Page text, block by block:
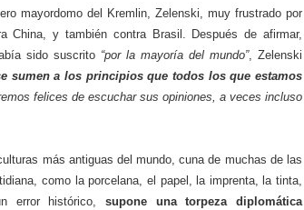
mayordomo del Kremlin, Zelenski, muy frustrado por
China, y también contra Brasil. Después de afirmar,
sido suscrito “por la mayoría del mundo”, Zelenski
sumen a los principios que todos los que estamos
felices de escuchar sus opiniones, a veces incluso
más antiguas del mundo, cuna de muchas de las
como la porcelana, el papel, la imprenta, la tinta,
error histórico, supone una torpeza diplomática